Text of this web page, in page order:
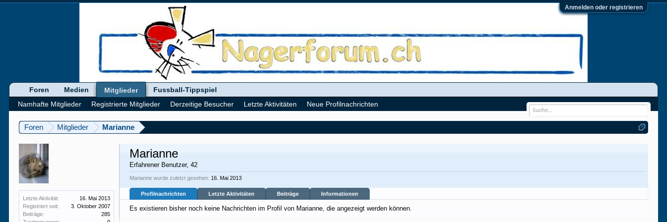
Anmelden oder registrieren
Foren Mitglieder Marianne
Letzte Aktivität:
16. Mai 2013
Registriert seit:
3. Oktober 2007
Beiträge:
285
Marianne
Erfahrener Benutzer, 42
Marianne wurde zuletzt gesehen: 16. Mai 2013
Profilnachrichten Letzte Aktivitäten Beiträge Informationen
Es existieren bisher noch keine Nachrichten im Profil von Marianne, die angezeigt werden können.
Foren Medien
Mitglieder
Namhafte Mitglieder
Registrierte Mitglieder Derzeitige Besucher Letzte Aktivitäten Neue Profilnachrichten
Fussball-Tippspiel